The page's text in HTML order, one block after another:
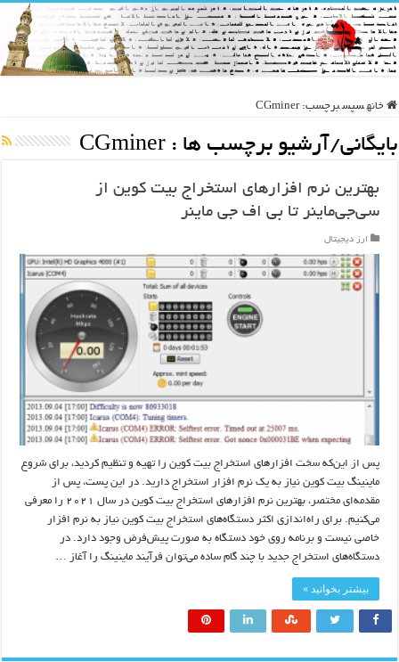
خانه سپس برچسب:CGminer
بایگانی/آرشیو برچسب ها : CGminer
بهترین نرم افزارهای استخراج بیت کوین از
سی‌جی‌ماینر تا بی اف جی ماینر
ارز دیجیتال
پس از این‌که سخت افزارهای استخراج بیت کوین را تهیه و تنظیم کردید، برای شروع
ماینینگ بیت کوین نیاز به یک نرم افزار استخراج دارید. در این پست، پس از
مقدمه‌ای مختصر، بهترین نرم‌ افزارهای استخراج بیت کوین در سال ۲۰۲۱ را معرفی
می‌کنیم. برای راه‌اندازی اکثر دستگاه‌های استخراج بیت کوین نیاز به نرم‌ افزار
خاصی نیست و برنامه روی خود دستگاه به صورت پیش‌فرض وجود دارد. در
دستگاه‌های استخراج جدید با چند گام ساده می‌توان فرآیند ماینینگ را آغاز …
بیشتر بخوانید »